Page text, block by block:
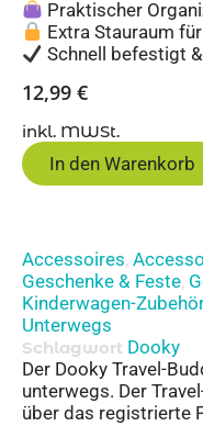
Praktischer
Extra Stauraum
Schnell befestigt
12,99 €
inkl. MWSt.
In den Warenkorb
Accessoires,
Geschenke & Feste,
Kinderwagen-
Unterwegs
Schlagwort Dooky
Der Dooky Travel-
unterwegs. Der
über das registrierte